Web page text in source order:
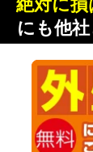
絶対に損
にも他